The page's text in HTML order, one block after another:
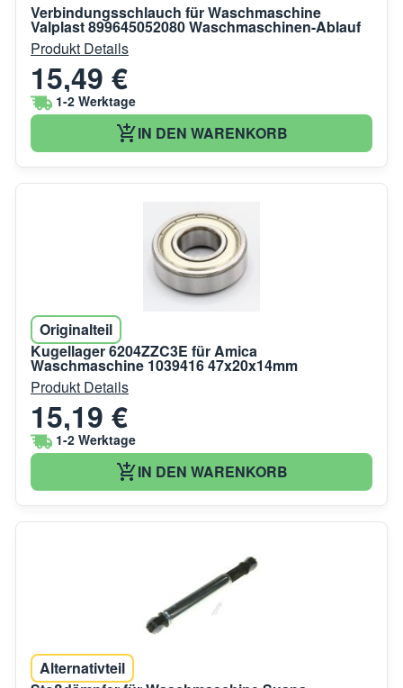
Verbindungsschlauch für Waschmaschine
Valplast 899645052080 Waschmaschinen-Ablauf
Produkt Details
15,49 €
1-2 Werktage
IN DEN WARENKORB
Originalteil
Kugellager 6204ZZC3E für Amica
Waschmaschine 1039416 47x20x14mm
Produkt Details
15,19 €
1-2 Werktage
IN DEN WARENKORB
Alternativteil